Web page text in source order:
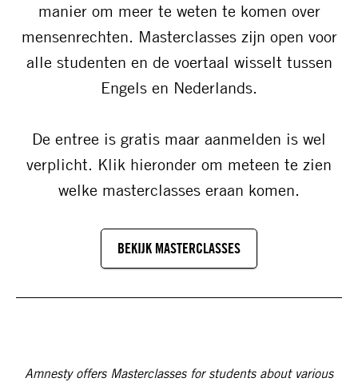
manier om meer te weten te komen over
mensenrechten. Masterclasses zijn open voor
alle studenten en de voertaal wisselt tussen
Engels en Nederlands.
De entree is gratis maar aanmelden is wel
verplicht. Klik hieronder om meteen te zien
welke masterclasses eraan komen.
BEKIJK MASTERCLASSES
Amnesty offers Masterclasses for students about various